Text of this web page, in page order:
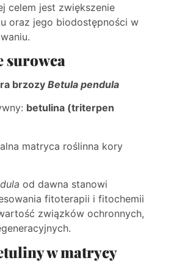
celem jest zwiększenie
oraz jego biodostępności w
surowca
brzozy Betula pendula
betulina (triterpen
matryca roślinna kory
od dawna stanowi
fitoterapii i fitochemii
związków ochronnych,
w matrycy